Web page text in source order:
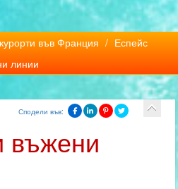
във Франция / Еспейс
линии
Сподели във:
въжени